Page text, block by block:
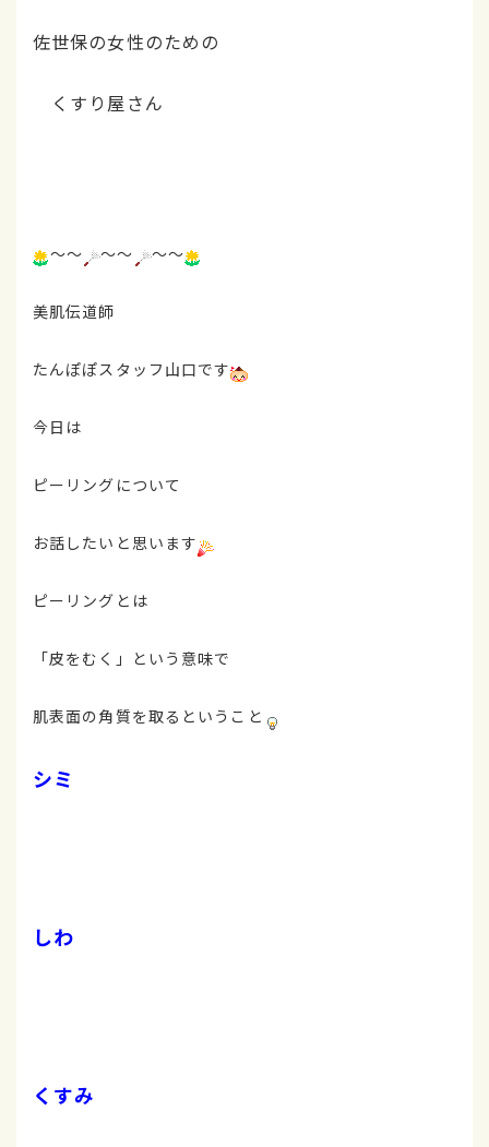
佐世保の女性のための
くすり屋さん
～～ ～～ ～～
美肌伝道師
たんぽぽスタッフ山口です
今日は
ピーリングについて
お話したいと思います
ピーリングとは
「皮をむく」という意味で
肌表面の角質を取るということ
シミ
しわ
くすみ